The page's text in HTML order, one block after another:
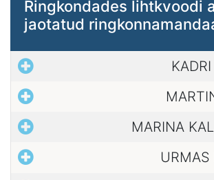
Ringkondades lihtkvoodi
jaotatud
MARINA
URMAS